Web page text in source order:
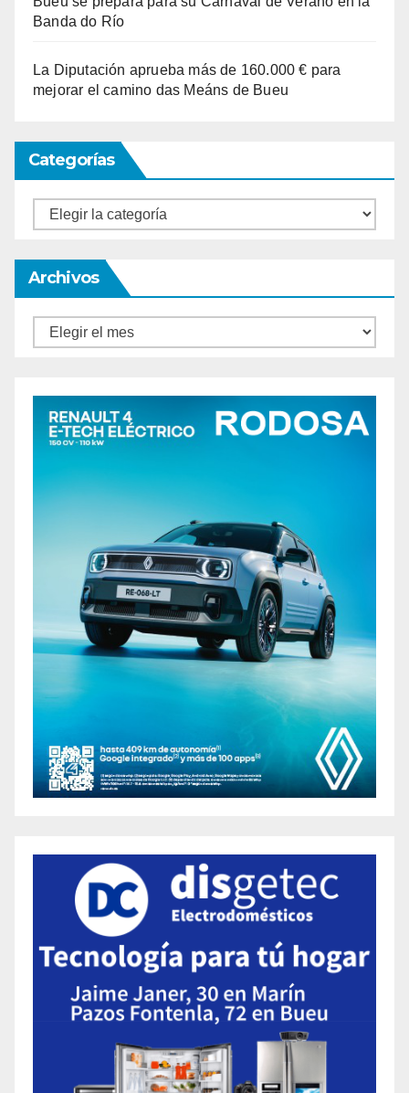
Banda do Río
La Diputación aprueba más de 160.000 € para
mejorar el camino das Meáns de Bueu
Categorías
Categorías
Archivos
Archivos